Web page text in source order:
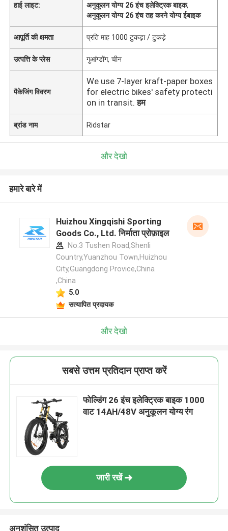
हाई लाइट:
अनुकूलन योग्य 26 इंच इलेक्ट्रिक बाइक,
अनुकूलन योग्य 26 इंच तह करने योग्य ईबाइक
आपूर्ति की क्षमता प्रति माह 1000 टुकड़ा / टुकड़े
उत्पत्ति के प्लेस गुआंग्डोंग, चीन
पैकेजिंग विवरण
We use 7-layer kraft-paper boxes
for electric bikes' safety protecti
on in transit. हम
ब्रांड नाम Ridstar
और देखो
हमारे बारे में
Huizhou Xingqishi Sporting
Goods Co., Ltd. निर्माता प्रोफ़ाइल
No.3 Tushen Road,Shenli
Country,Yuanzhou Town,Huizhou
City,Guangdong Provice,China
,China
5.0
सत्यापित प्रदायक
और देखो
सबसे उत्तम प्रतिदान प्राप्त करें
फोल्डिंग 26 इंच इलेक्ट्रिक बाइक 1000
वाट 14AH/48V अनुकूलन योग्य रंग
जारी रखें
अनुशंसित उत्पाद